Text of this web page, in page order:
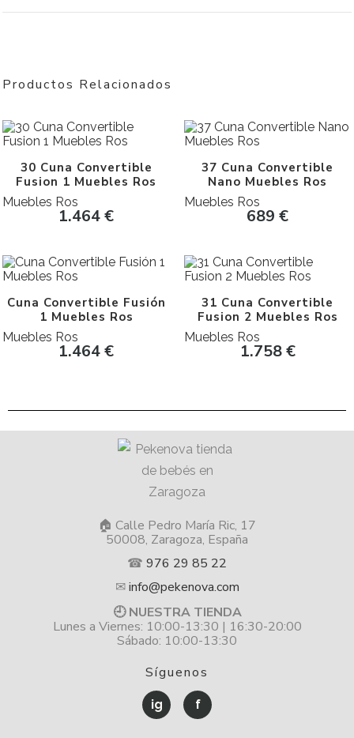
Productos Relacionados
30 Cuna Convertible
Fusion 1 Muebles Ros
Muebles Ros
1.464€
37 Cuna Convertible
Nano Muebles Ros
Muebles Ros
689€
Cuna Convertible Fusión
1 Muebles Ros
Muebles Ros
1.464€
31 Cuna Convertible
Fusion 2 Muebles Ros
Muebles Ros
1.758€
🏠 Calle Pedro María Ric, 17
50008, Zaragoza, España
☎ 976 29 85 22
✉info@pekenova.com
🕘 NUESTRA TIENDA
Lunes a Viernes: 10:00-13:30 | 16:30-20:00
Sábado: 10:00-13:30
Síguenos
ig f